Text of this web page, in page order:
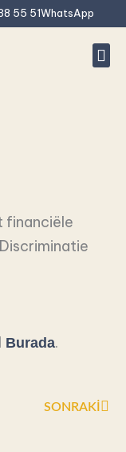
55 51WhatsApp
financiële
Burada.
SONRAKI